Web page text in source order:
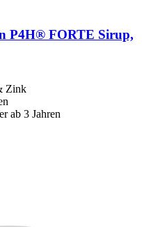
P4H® FORTE Sirup,
Zink
ab 3 Jahren